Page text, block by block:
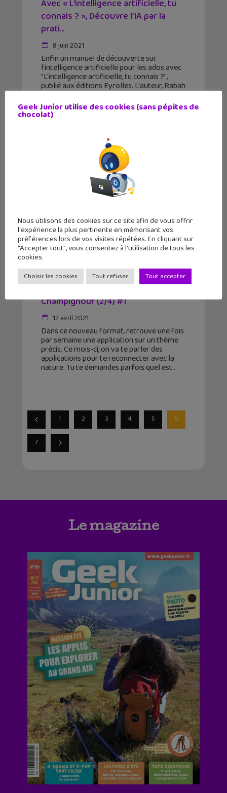
Avec « L’intelligence artificielle, tu
connais ? », Découvre l’IA par la
prati...
8 juin 2021
Enfin un manuel de découverte sur
l'intelligence artificielle pour les ados avec
"L'intelligence artificielle, tu connais ?",
publié aux éditions Eyrolles. L'auteur, Rabah
Attik, est le fondateur d'Evolukid, qui
accompagne les 6-18 ans vers la
Les applications du mois : te
reconnecter avec la nature :
Champignouf (2/4) #1
12 avril 2021
Dans ce nouveau format, retrouve une fois
par semaine une application sur un thème
précis. Ce mois-ci, on va te parler des
applications pour te reconnecter avec la
nature. Tu te demandes parfois quel est
1 2 3 4 5 6
7
Le magazine
Geek Junior utilise des cookies (sans pépites de
chocolat)
Nous utilisons des cookies sur ce site afin de vous offrir
l'expérience la plus pertinente en mémorisant vos
préférences lors de vos visites répétées. En cliquant sur
"Accepter tout", vous consentez à l'utilisation de tous les
cookies.
Choisir les cookies Tout refuser Tout accepter